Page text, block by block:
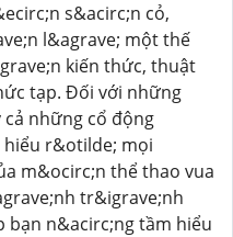
s&acirc;n cỏ,
l&agrave; một thế
kiến thức, thuật
tạp. Đối với những
những cổ động
hiểu r&otilde; mọi
m&ocirc;n thể thao vua
tr&igrave;nh
bạn n&acirc;ng tầm hiểu